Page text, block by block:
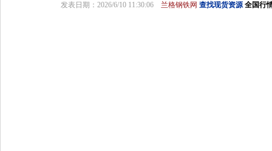
发表日期：2026/6/10 11:30:06 兰格钢铁网 查找现货资源 全国行